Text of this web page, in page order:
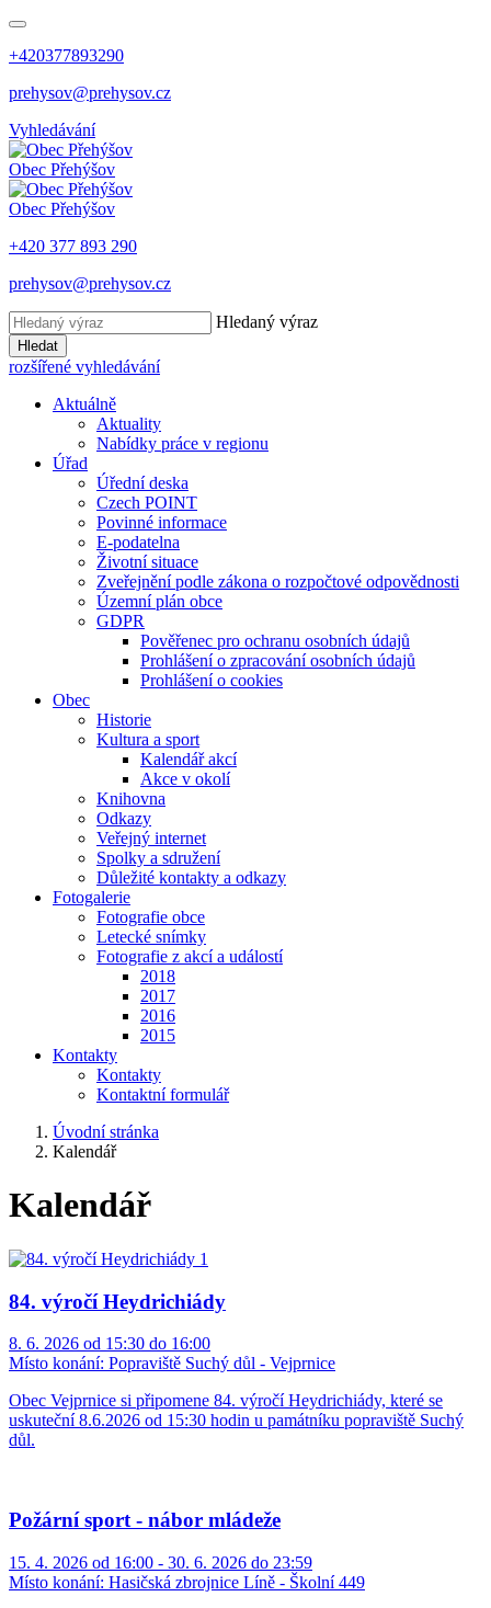
+420377893290
prehysov@prehysov.cz
Vyhledávání
Obec Přehýšov
Obec Přehýšov
+420 377 893 290
prehysov@prehysov.cz
Hledaný výraz
Hledat
rozšířené vyhledávání
Aktuálně
Aktuality
Nabídky práce v regionu
Úřad
Úřední deska
Czech POINT
Povinné informace
E-podatelna
Životní situace
Zveřejnění podle zákona o rozpočtové odpovědnosti
Územní plán obce
GDPR
Pověřenec pro ochranu osobních údajů
Prohlášení o zpracování osobních údajů
Prohlášení o cookies
Obec
Historie
Kultura a sport
Kalendář akcí
Akce v okolí
Knihovna
Odkazy
Veřejný internet
Spolky a sdružení
Důležité kontakty a odkazy
Fotogalerie
Fotografie obce
Letecké snímky
Fotografie z akcí a událostí
2018
2017
2016
2015
Kontakty
Kontakty
Kontaktní formulář
Úvodní stránka
Kalendář
Kalendář
84. výročí Heydrichiády
8. 6. 2026 od 15:30 do 16:00
Místo konání: Popraviště Suchý důl - Vejprnice
Obec Vejprnice si připomene 84. výročí Heydrichiády, které se
uskuteční 8.6.2026 od 15:30 hodin u památníku popraviště Suchý
důl.
Požární sport - nábor mládeže
15. 4. 2026 od 16:00 - 30. 6. 2026 do 23:59
Místo konání: Hasičská zbrojnice Líně - Školní 449